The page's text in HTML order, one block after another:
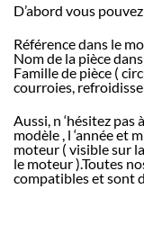
D’abord vous
Référence dans le
Nom de la pièce
Famille de pièce (
courroies,
Aussi, n ‘hésitez
modèle , l ‘année et
moteur ( visible sur
le moteur ).Toutes
compatibles et sont